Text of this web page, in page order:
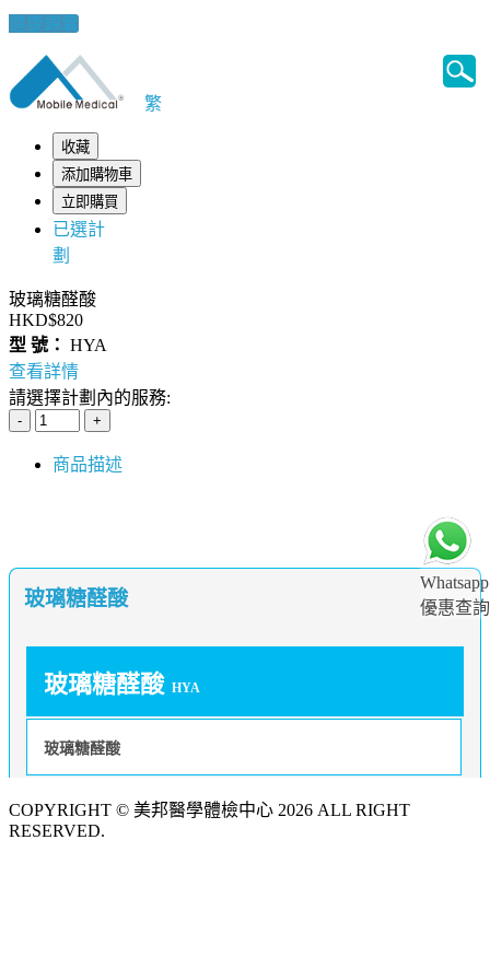
健康錦囊
Whatsapp
優惠查詢
繁
收藏
添加購物車
立即購買
已選計
劃
玻璃糖醛酸
HKD$820
型 號： HYA
查看詳情
請選擇計劃內的服務:
商品描述
玻璃糖醛酸
玻璃糖醛酸 HYA
玻璃糖醛酸
COPYRIGHT © 美邦醫學體檢中心 2026 ALL RIGHT
RESERVED.